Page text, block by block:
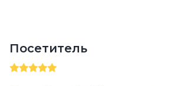
Посетитель